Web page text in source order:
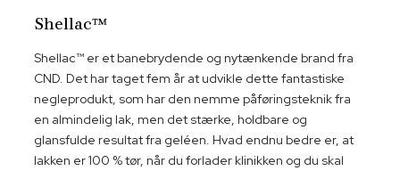
Shellac™
Shellac™ er et banebrydende og nytænkende brand fra
CND. Det har taget fem år at udvikle dette fantastiske
negleprodukt, som har den nemme påføringsteknik fra
en almindelig lak, men det stærke, holdbare og
glansfulde resultat fra geléen. Hvad endnu bedre er, at
lakken er 100 % tør, når du forlader klinikken og du skal